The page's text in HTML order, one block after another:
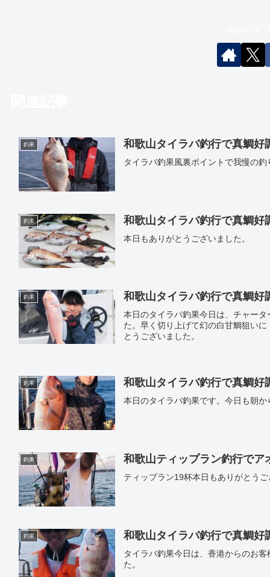
釣果 和歌山タイラバ釣行で真鯛
タイラバ釣果風裏ポイントで我慢の
釣果 和歌山タイラバ釣行で真鯛
本日もありがとうございました。
釣果 和歌山タイラバ釣行で真鯛
本日のタイラバ釣果今日は、チャー
た。早く切り上げて幻の白甘鯛狙い
とうございました。
釣果 和歌山タイラバ釣行で真鯛
本日のタイラバ釣果です。今日も朝
釣果 和歌山ティップラン釣行で
ティップラン19杯本日もありがとう
釣果 和歌山タイラバ釣行で真鯛
タイラバ釣果今日は、香港からのお
た。